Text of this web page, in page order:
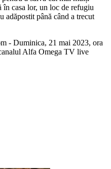
în casa lor, un loc de refugiu
adăpostit până când a trecut
- Duminica, 21 mai 2023, ora
Alfa Omega TV live